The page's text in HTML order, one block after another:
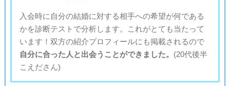
入会時に自分の結婚に対する相手への希望が何である
かを診断テストで分析します。これがとても当たって
います！双方の紹介プロフィールにも掲載されるので
自分に合った人と出会うことができました。 (20代後半
こえださん)